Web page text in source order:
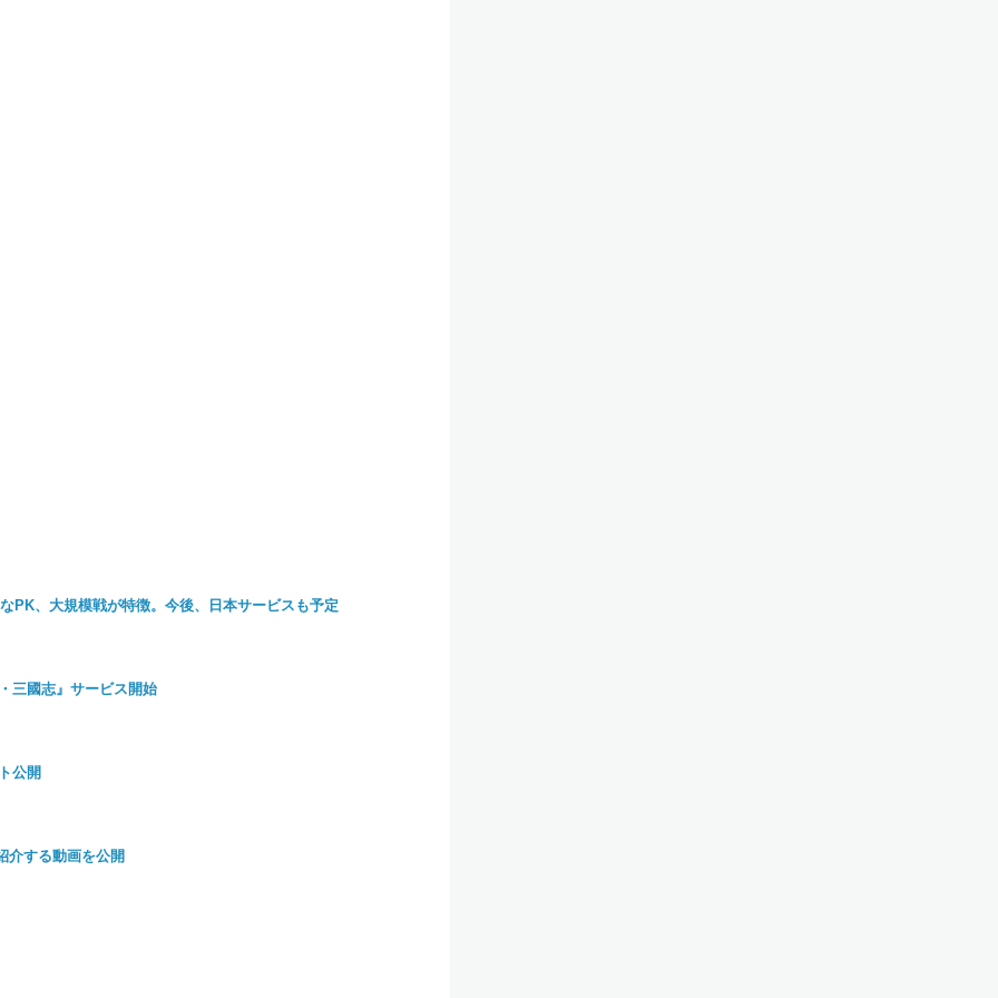
PK、大規模戦が特徴。今後、日本サービスも予定
三國志』サービス開始
公開
介する動画を公開